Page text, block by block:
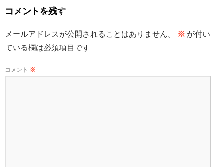
コメントを残す
メールアドレスが公開されることはありません。 ※ が付い
ている欄は必須項目です
コメント ※